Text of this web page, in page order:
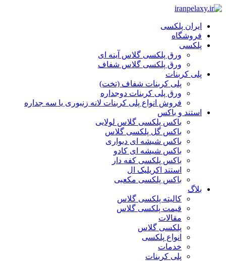
ایران پلکسی
فروشگاه
پلکسی
ورق پلکسی گلاس آینه ای
ورق پلکسی گلاس شفاف
پلی کربنات
پلی کربنات شفاف (تخت)
ورق پلی کربنات دوجداره
فروش انواع پلی کربنات لانه زنبوری یا سه جداره
استند و باکس
باکس پلکسی گلاس لولایی
باکس گل پلکسی گلاس
باکس شیشه ای دیواری
باکس شیشه ای کادو
باکس پلکسی کفه دار
استند اکریلیک ال
باکس پلکسی مکعبی
بلاگ
کالیته پلکسی گلاس
قیمت پلکسی گلاس
مقالات
پلکسی گلاس
انواع پلکسی
خدمات
پلی کربنات